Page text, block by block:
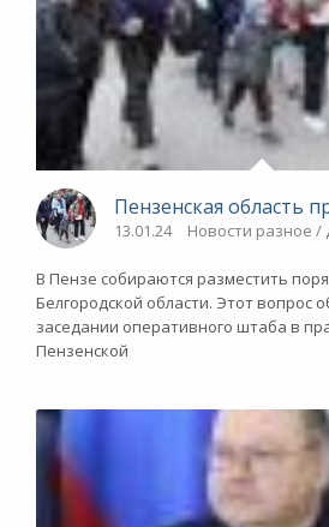
Пензенская область
13.01.24 Новости разное /
В Пензе собираются разместить
Белгородской области. Этот вопрос
заседании оперативного штаба в
Пензенской